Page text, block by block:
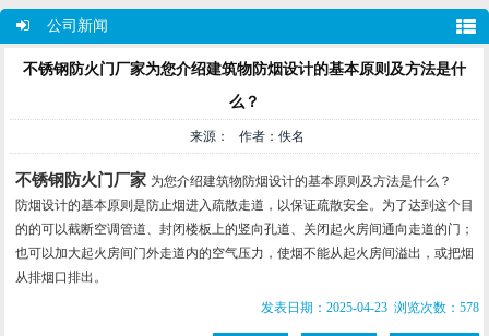
公司新闻
不锈钢防火门厂家为您介绍建筑物防烟设计的基本原则及方法是什
么？
来源： 作者：佚名
不锈钢防火门厂家 为您介绍建筑物防烟设计的基本原则及方法是什么？
防烟设计的基本原则是防止烟进入疏散走道，以保证疏散安全。为了达到这个目
的的可以截断空调管道、封闭楼板上的竖向孔道、关闭起火房间通向走道的门；
也可以加大起火房间门外走道内的空气压力，使烟不能从起火房间溢出，或把烟
从排烟口排出。
发表日期：2025-04-23 浏览次数：578